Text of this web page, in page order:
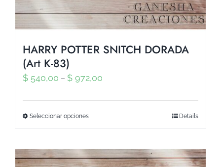
HARRY POTTER SNITCH DORADA
(Art K-83)
$ 540,00 – $ 972,00
Seleccionar opciones Details